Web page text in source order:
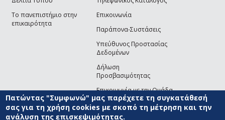
Το πανεπιστήμιο στην
επικαιρότητα
Επικοινωνία
Παράπονα-Συστάσεις
Υπεύθυνος Προστασίας
Δεδομένων
Δήλωση
Προσβασιμότητας
Επικοινωνία με την Ομάδα
Ανάπτυξης του site(link sends e-mail)
© ΠΑΝΕΠΙΣΤΗΜΙΟ ΑΙΓΑΙΟΥ ΟΡΟΙ ΧΡΗΣΗΣ
Πατώντας "Συμφωνώ" μας παρέχετε τη συγκατάθεσή
σας για τη χρήση cookies με σκοπό τη μέτρηση και την
ανάλυση της επισκεψιμότητας.